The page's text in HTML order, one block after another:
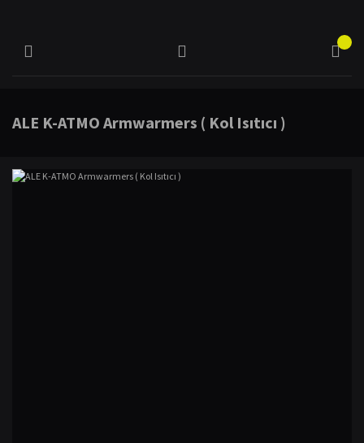
ALE K-ATMO Armwarmers ( Kol Isıtıcı )